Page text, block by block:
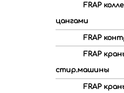
FRAP
цангами
FRAP
FRAP
стир.машины
FRAP